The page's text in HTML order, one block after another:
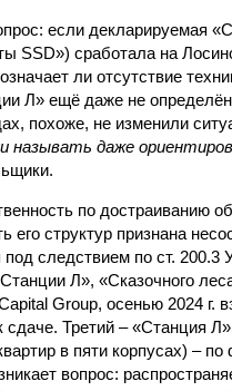
если декларируемая
SSD») сработала на
ли отсутствие
Л» ещё даже не
похоже, не изменили
называть даже
по достраиванию
его структур признана
следствием по ст. 200.3
Л», «Сказочного
Group, осенью 2024 г.
Третий – «Станция
в пяти корпусах) – по
вопрос: